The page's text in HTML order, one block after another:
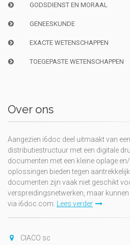
GODSDIENST EN MORAAL
GENEESKUNDE
EXACTE WETENSCHAPPEN
TOEGEPASTE WETENSCHAPPEN
Over ons
Aangezien i6doc deel uitmaakt van
distributiestructuur met een digitale
documenten met een kleine oplage
oplossingen bieden tegen
documenten zijn vaak niet geschikt
verspreidingsnetwerken, maar
via i6doc.com.
Lees verder
CIACO sc